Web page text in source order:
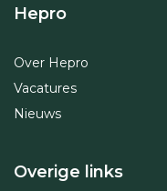
Hepro
Over Hepro
Vacatures
Nieuws
Overige links